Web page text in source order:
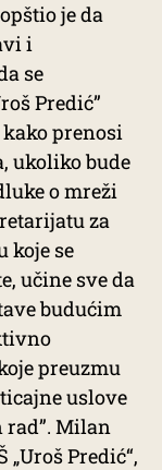
je da
i
se
Predić”
kako prenosi
ukoliko bude
o mreži
za
koje se
učine sve da
budućim
preuzmu
uslove
rad”. Milan
Predić“,